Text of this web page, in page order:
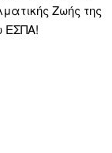
Ζωής της
ΕΣΠΑ!